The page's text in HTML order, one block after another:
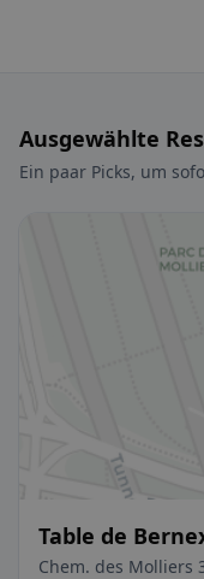
Ausgewählte
Ein paar Picks, um
Table de
Chem. des Molliers